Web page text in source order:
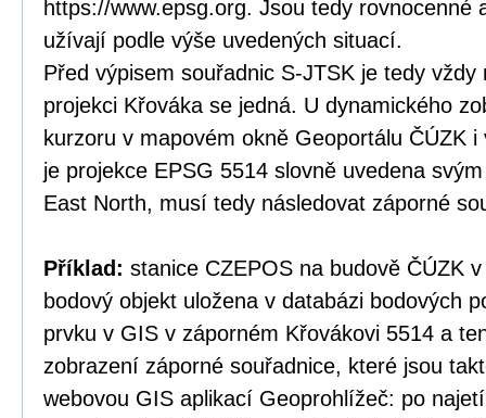
https://www.epsg.org. Jsou tedy rovnocenné
užívají podle výše uvedených situací.
Před výpisem souřadnic S-JTSK je tedy
projekci Křováka se jedná. U dynamického
kurzoru v mapovém okně Geoportálu ČÚZK
je projekce EPSG 5514 slovně uvedena
East North, musí tedy následovat záporné
Příklad: stanice CZEPOS na budově ČÚZK
bodový objekt uložena v databázi bodových
prvku v GIS v záporném Křovákovi 5514 a
zobrazení záporné souřadnice, které jsou
webovou GIS aplikací Geoprohlížeč: po